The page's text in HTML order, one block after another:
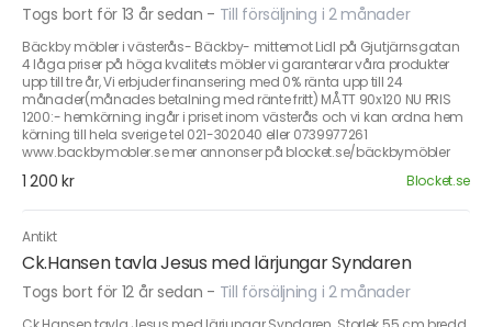
Togs bort för 13 år sedan - Till försäljning i 2 månader
Bäckby möbler i västerås- Bäckby- mittemot Lidl på Gjutjärnsgatan
4 låga priser på höga kvalitets möbler vi garanterar våra produkter
upp till tre år, Vi erbjuder finansering med 0% ränta upp till 24
månader(månades betalning med ränte fritt) MÅTT 90x120 NU PRIS
1200:- hemkörning ingår i priset inom västerås och vi kan ordna hem
körning till hela sverige tel 021-302040 eller 0739977261
www.backbymobler.se mer annonser på blocket.se/bäckbymöbler
1 200 kr Blocket.se
Antikt
Ck.Hansen tavla Jesus med lärjungar Syndaren
Togs bort för 12 år sedan - Till försäljning i 2 månader